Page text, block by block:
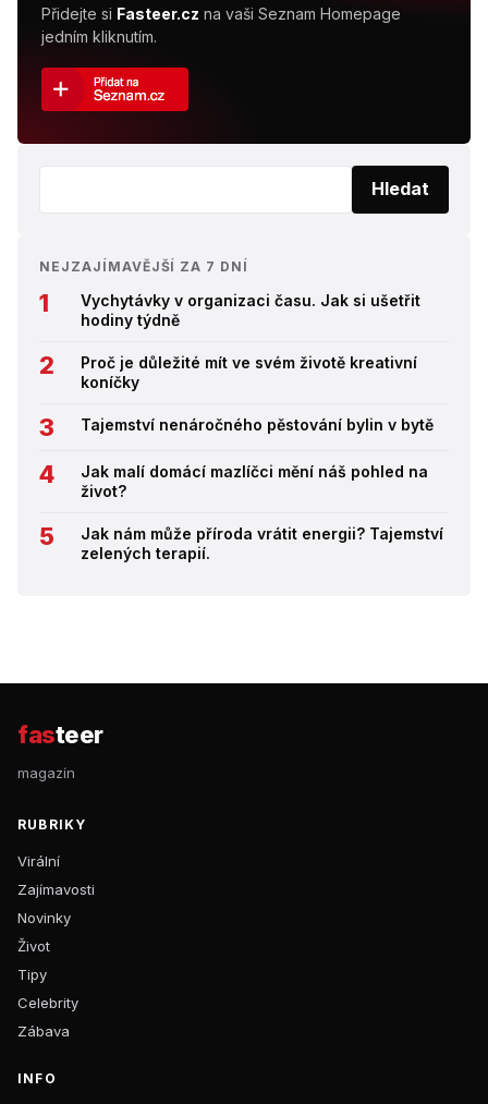
Přidejte si Fasteer.cz na vaši Seznam Homepage
jedním kliknutím.
Hledat
NEJZAJÍMAVĚJŠÍ ZA 7 DNÍ
Vychytávky v organizaci času. Jak si ušetřit
hodiny týdně
Proč je důležité mít ve svém životě kreativní
koníčky
Tajemství nenáročného pěstování bylin v bytě
Jak malí domácí mazlíčci mění náš pohled na
život?
Jak nám může příroda vrátit energii? Tajemství
zelených terapií.
fasteer
magazín
RUBRIKY
Virální
Zajímavosti
Novinky
Život
Tipy
Celebrity
Zábava
INFO